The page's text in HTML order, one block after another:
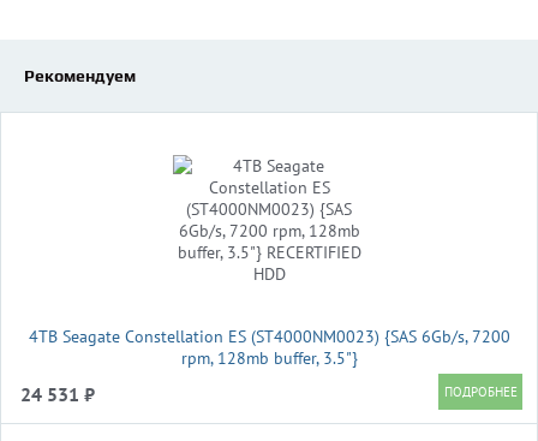
Рекомендуем
4TB Seagate Constellation ES (ST4000NM0023) {SAS 6Gb/s, 7200
rpm, 128mb buffer, 3.5"}
24 531 ₽